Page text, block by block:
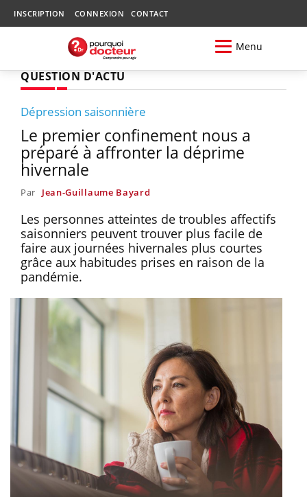
INSCRIPTION CONNEXION CONTACT
Menu
QUESTION D'ACTU
Dépression saisonnière
Le premier confinement nous a
préparé à affronter la déprime
hivernale
Par Jean-Guillaume Bayard
Les personnes atteintes de troubles affectifs
saisonniers peuvent trouver plus facile de
faire aux journées hivernales plus courtes
grâce aux habitudes prises en raison de la
pandémie.